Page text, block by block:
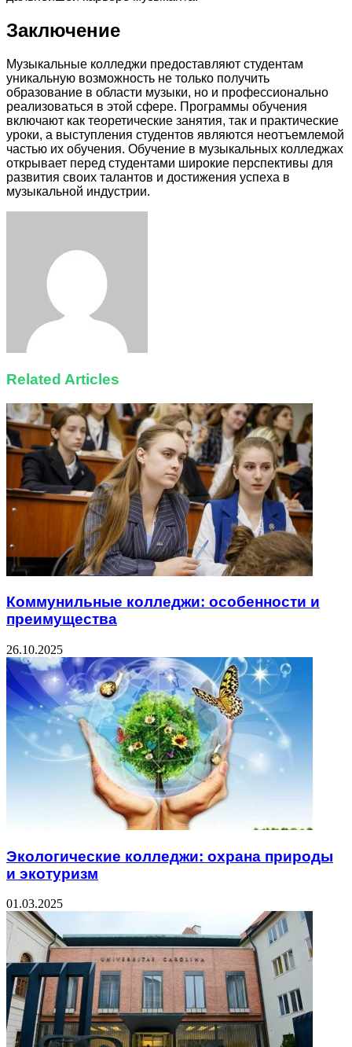
Заключение
Музыкальные колледжи предоставляют студентам
уникальную возможность не только получить
образование в области музыки, но и профессионально
реализоваться в этой сфере. Программы обучения
включают как теоретические занятия, так и практические
уроки, а выступления студентов являются неотъемлемой
частью их обучения. Обучение в музыкальных колледжах
открывает перед студентами широкие перспективы для
развития своих талантов и достижения успеха в
музыкальной индустрии.
Related Articles
Коммунильные колледжи: особенности и
преимущества
26.10.2025
Экологические колледжи: охрана природы
и экотуризм
01.03.2025